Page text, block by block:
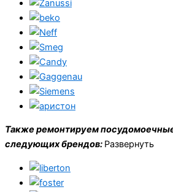
Также ремонтируем
следующих брендов: Развернуть